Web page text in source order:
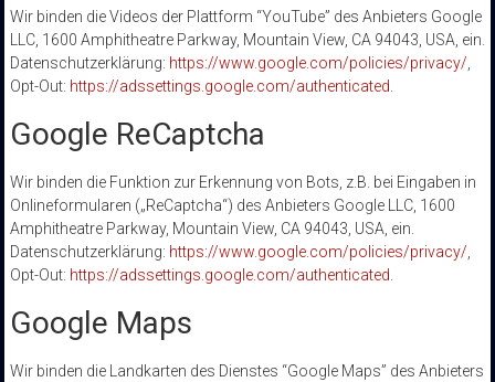
Wir binden die Videos der Plattform “YouTube” des Anbieters Google
LLC, 1600 Amphitheatre Parkway, Mountain View, CA 94043, USA, ein.
Datenschutzerklärung: https://www.google.com/policies/privacy/
Opt-Out: https://adssettings.google.com/authenticated
Google ReCaptcha
Wir binden die Funktion zur Erkennung von Bots, z.B. bei Eingaben in
Onlineformularen („ReCaptcha“) des Anbieters Google LLC, 1600
Amphitheatre Parkway, Mountain View, CA 94043, USA, ein.
Datenschutzerklärung: https://www.google.com/policies/privacy/
Opt-Out: https://adssettings.google.com/authenticated
Google Maps
Wir binden die Landkarten des Dienstes “Google Maps” des Anbieters